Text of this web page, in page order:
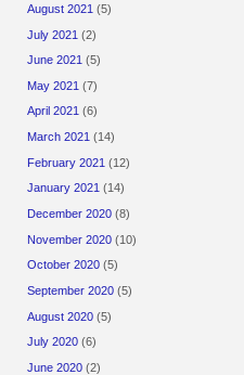
August 2021 (5)
July 2021 (2)
June 2021 (5)
May 2021 (7)
April 2021 (6)
March 2021 (14)
February 2021 (12)
January 2021 (14)
December 2020 (8)
November 2020 (10)
October 2020 (5)
September 2020 (5)
August 2020 (5)
July 2020 (6)
June 2020 (2)